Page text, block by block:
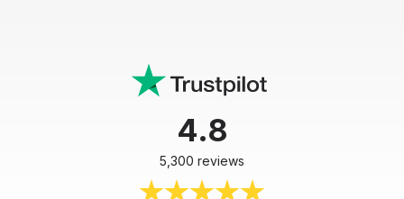
4.8
5,300 reviews